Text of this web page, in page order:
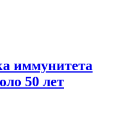
иммунитета
50 лет